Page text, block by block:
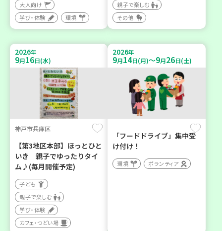
大人向け
学び・体験
環境
親子で楽しむ
その他
2026年
9月16日(水)
神戸市兵庫区
【第3地区本部】ほっとひと
いき 親子でゆったりタイ
ム♪(毎月開催予定)
子ども
親子で楽しむ
学び・体験
カフェ・つどい場
2026年
9月14日(月)～9月26日(土)
「フードドライブ」集中受
け付け！
環境 ボランティア